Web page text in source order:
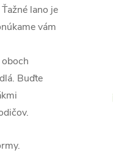
lano je
vám
Buďte